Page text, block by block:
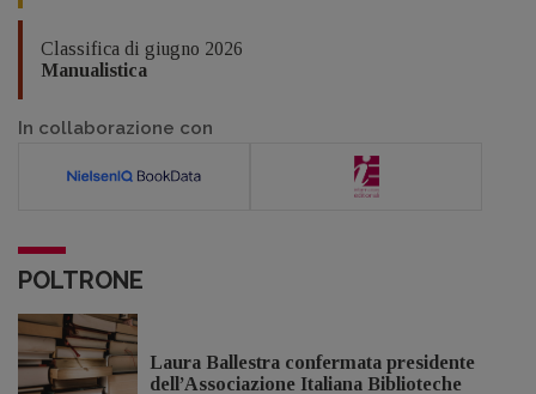
Classifica di giugno 2026
Manualistica
In collaborazione con
POLTRONE
Laura Ballestra confermata presidente
dell’Associazione Italiana Biblioteche